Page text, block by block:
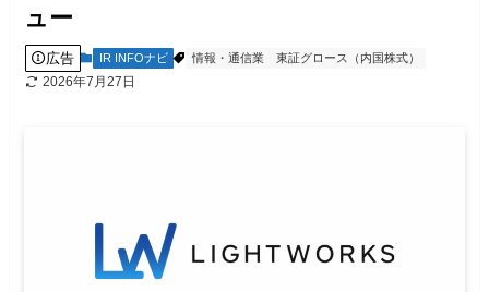
ュー
広告 IR INFOナビ 情報・通信業 東証グロース（内国株式）
2026年7月27日